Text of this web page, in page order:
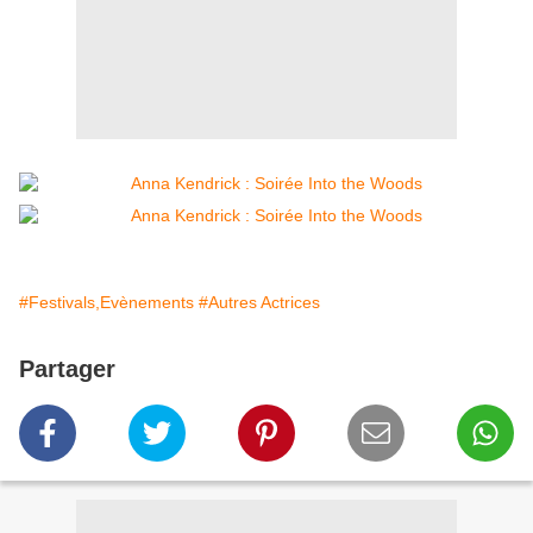
#Festivals,Evènements #Autres Actrices
Partager